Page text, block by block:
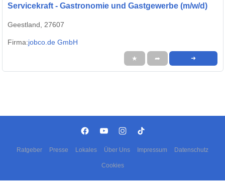
Servicekraft - Gastronomie und Gastgewerbe (m/w/d)
Geestland, 27607
Firma:jobco.de GmbH
★ ➦ ➜
Ratgeber Presse Lokales Über Uns Impressum Datenschutz
Cookies